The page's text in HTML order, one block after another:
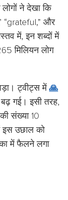
ने देखा कि
“grateful,” और
में, इन शब्दों में
मिलियन लोग
ट्वीट्स में🙏
गई। इसी तरह,
संख्या 10
इस उछाल को
में फैलने लगा